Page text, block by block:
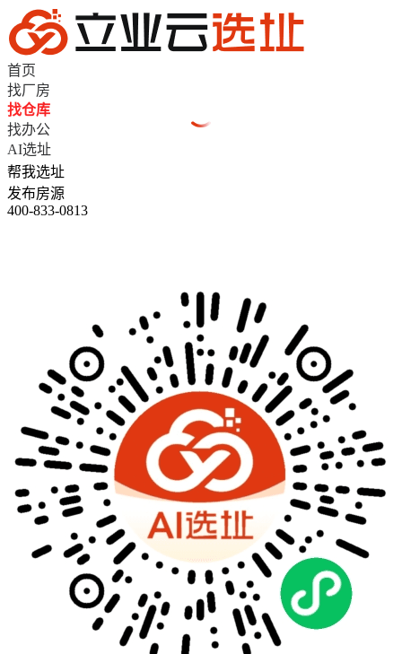
首页
找厂房
找仓库
找办公
AI选址
帮我选址
发布房源
400-833-0813